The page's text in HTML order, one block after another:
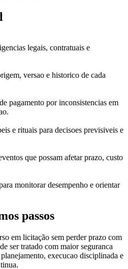
legais, contratuais e
versao e historico de cada
pagamento por inconsistencias em
e rituais para decisoes previsiveis e
que possam afetar prazo, custo
monitorar desempenho e orientar
passos
em licitação sem perder prazo com
ser tratado com maior seguranca
execucao disciplinada e